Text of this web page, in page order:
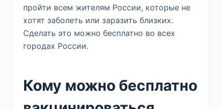
пройти всем жителям России, которые не
хотят заболеть или заразить близких.
Сделать это можно бесплатно во всех
городах России.
Кому можно бесплатно